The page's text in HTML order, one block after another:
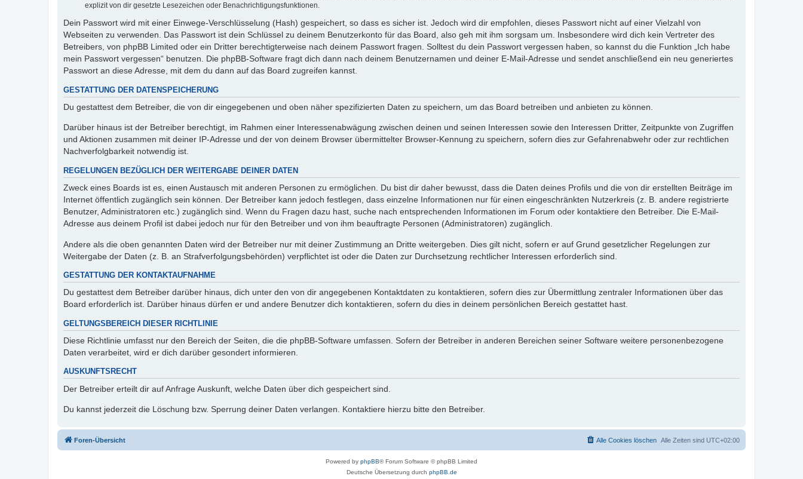
explizit von dir gesetzte Lesezeichen oder Benachrichtigungsfunktionen.
Dein Passwort wird mit einer Einwege-Verschlüsselung (Hash) gespeichert, so dass es sicher ist. Jedoch wird dir empfohlen, dieses Passwort nicht auf einer Vielzahl von
Webseiten zu verwenden. Das Passwort ist dein Schlüssel zu deinem Benutzerkonto für das Board, also geh mit ihm sorgsam um. Insbesondere wird dich kein Vertreter des
Betreibers, von phpBB Limited oder ein Dritter berechtigterweise nach deinem Passwort fragen. Solltest du dein Passwort vergessen haben, so kannst du die Funktion „Ich habe
mein Passwort vergessen“ benutzen. Die phpBB-Software fragt dich dann nach deinem Benutzernamen und deiner E-Mail-Adresse und sendet anschließend ein neu generiertes
Passwort an diese Adresse, mit dem du dann auf das Board zugreifen kannst.
GESTATTUNG DER DATENSPEICHERUNG
Du gestattest dem Betreiber, die von dir eingegebenen und oben näher spezifizierten Daten zu speichern, um das Board betreiben und anbieten zu können.
Darüber hinaus ist der Betreiber berechtigt, im Rahmen einer Interessenabwägung zwischen deinen und seinen Interessen sowie den Interessen Dritter, Zeitpunkte von Zugriffen
und Aktionen zusammen mit deiner IP-Adresse und der von deinem Browser übermittelter Browser-Kennung zu speichern, sofern dies zur Gefahrenabwehr oder zur rechtlichen
Nachverfolgbarkeit notwendig ist.
REGELUNGEN BEZÜGLICH DER WEITERGABE DEINER DATEN
Zweck eines Boards ist es, einen Austausch mit anderen Personen zu ermöglichen. Du bist dir daher bewusst, dass die Daten deines Profils und die von dir erstellten Beiträge im
Internet öffentlich zugänglich sein können. Der Betreiber kann jedoch festlegen, dass einzelne Informationen nur für einen eingeschränkten Nutzerkreis (z. B. andere registrierte
Benutzer, Administratoren etc.) zugänglich sind. Wenn du Fragen dazu hast, suche nach entsprechenden Informationen im Forum oder kontaktiere den Betreiber. Die E-Mail-
Adresse aus deinem Profil ist dabei jedoch nur für den Betreiber und von ihm beauftragte Personen (Administratoren) zugänglich.
Andere als die oben genannten Daten wird der Betreiber nur mit deiner Zustimmung an Dritte weitergeben. Dies gilt nicht, sofern er auf Grund gesetzlicher Regelungen zur
Weitergabe der Daten (z. B. an Strafverfolgungsbehörden) verpflichtet ist oder die Daten zur Durchsetzung rechtlicher Interessen erforderlich sind.
GESTATTUNG DER KONTAKTAUFNAHME
Du gestattest dem Betreiber darüber hinaus, dich unter den von dir angegebenen Kontaktdaten zu kontaktieren, sofern dies zur Übermittlung zentraler Informationen über das
Board erforderlich ist. Darüber hinaus dürfen er und andere Benutzer dich kontaktieren, sofern du dies in deinem persönlichen Bereich gestattet hast.
GELTUNGSBEREICH DIESER RICHTLINIE
Diese Richtlinie umfasst nur den Bereich der Seiten, die die phpBB-Software umfassen. Sofern der Betreiber in anderen Bereichen seiner Software weitere personenbezogene
Daten verarbeitet, wird er dich darüber gesondert informieren.
AUSKUNFTSRECHT
Der Betreiber erteilt dir auf Anfrage Auskunft, welche Daten über dich gespeichert sind.
Du kannst jederzeit die Löschung bzw. Sperrung deiner Daten verlangen. Kontaktiere hierzu bitte den Betreiber.
Foren-Übersicht Alle Zeiten sind UTC+02:00
Alle Cookies löschen
Powered by phpBB® Forum Software © phpBB Limited
Deutsche Übersetzung durch phpBB.de